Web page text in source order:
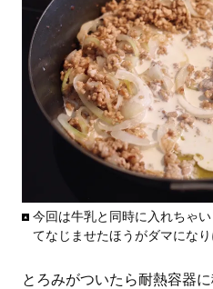
今回は牛乳と同時に入れちゃ
てなじませたほうがダマにな
とろみがついたら耐熱容器